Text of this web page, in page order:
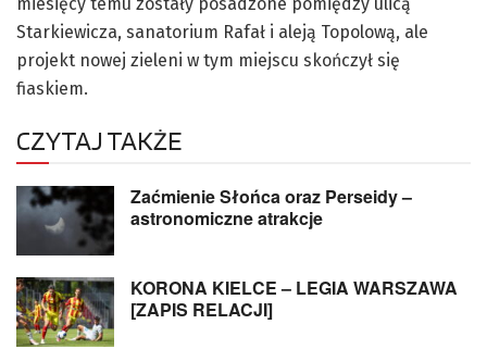
Starkiewicza, sanatorium Rafał i aleją Topolową, ale
projekt nowej zieleni w tym miejscu skończył się
fiaskiem.
CZYTAJ TAKŻE
Zaćmienie Słońca oraz Perseidy –
astronomiczne atrakcje
KORONA KIELCE – LEGIA WARSZAWA
[ZAPIS RELACJI]